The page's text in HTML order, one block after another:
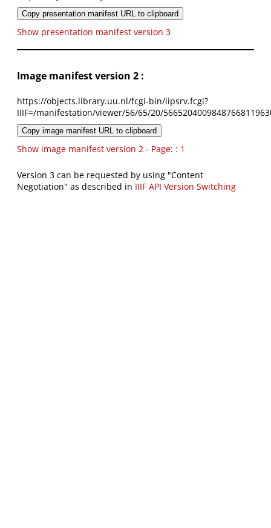
Copy presentation manifest URL to clipboard
Show presentation manifest version 3
Image manifest version 2 :
https://objects.library.uu.nl/fcgi-bin/iipsrv.fcgi?
IIIF=/manifestation/viewer/56/65/20/
Copy image manifest URL to clipboard
Show image manifest version 2 - Page: : 1
Version 3 can be requested by using "Content
Negotiation" as described in IIIF API Version Switching